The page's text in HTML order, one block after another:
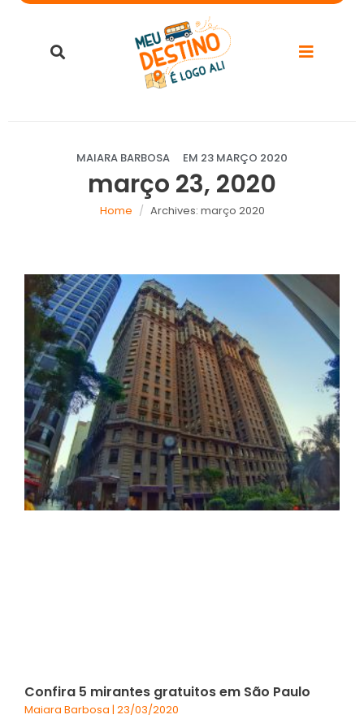
MAIARA BARBOSA EM 23 MARÇO 2020
março 23, 2020
Home Archives: março 2020
Confira 5 mirantes gratuitos em São Paulo
Maiara Barbosa 23/03/2020